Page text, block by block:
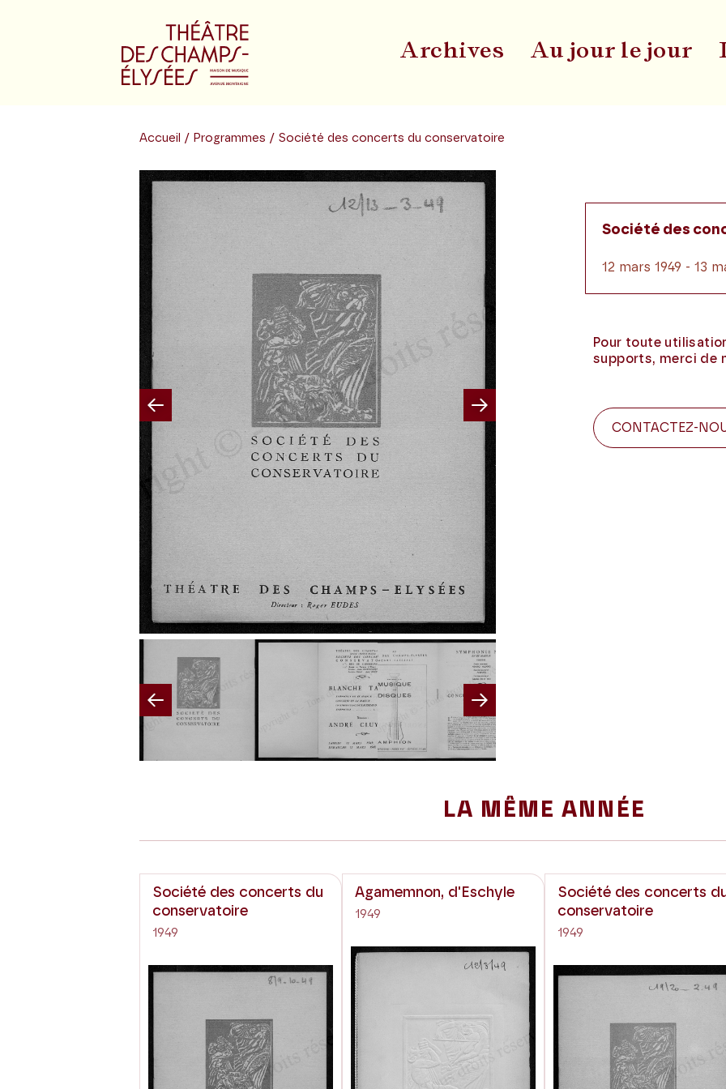
Archives Au jour le jour
Accueil / Programmes / Société des concerts du conservatoire
Previous
Previous
Société des
12 mars 1949 - 13
Pour toute
supports, merci de
CONTACTEZ-
LA MÊME ANNÉE
Société des concerts du
conservatoire
1949
Agamemnon, d'Eschyle
1949
Société des concerts
conservatoire
1949